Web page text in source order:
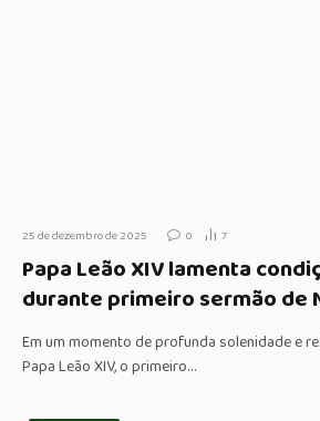
25 de dezembro de 2025 0 7
Papa Leão XIV lamenta
durante primeiro sermão de
Em um momento de profunda solenidade e
Papa Leão XIV, o primeiro…